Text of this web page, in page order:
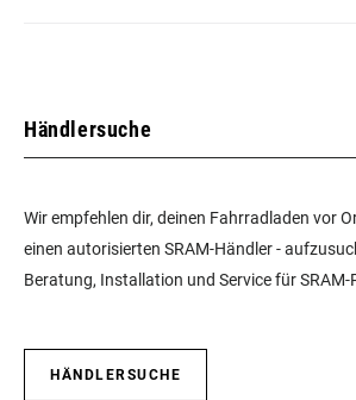
Händlersuche
Wir empfehlen dir, deinen Fahrradladen vor
einen autorisierten SRAM-Händler -
Beratung, Installation und Service für
HÄNDLERSUCHE